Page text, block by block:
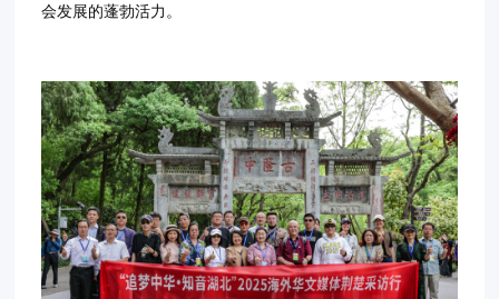
会发展的蓬勃活力。